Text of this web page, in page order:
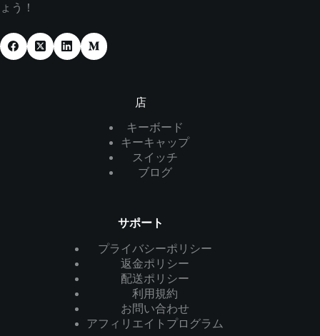
ょう！
店
キーボード
キーキャップ
スイッチ
ブログ
サポート
プライバシーポリシー
返金ポリシー
配送ポリシー
利用規約
お問い合わせ
アフィリエイトプログラム